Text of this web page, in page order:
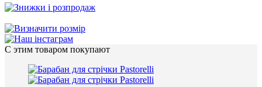
С этим товаром покупают